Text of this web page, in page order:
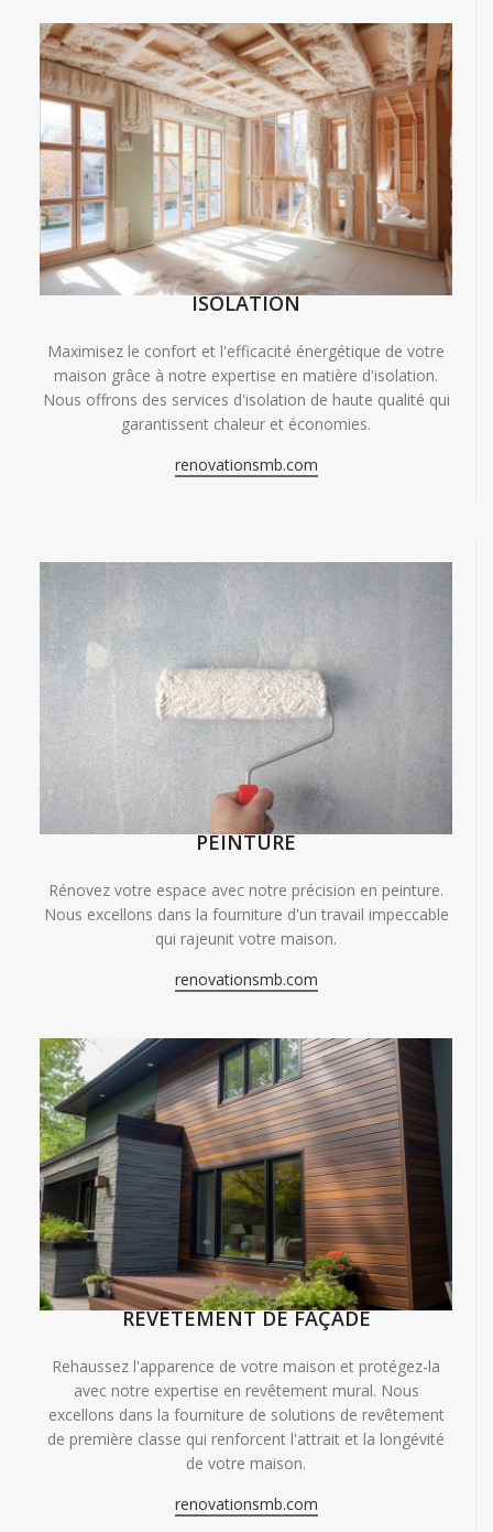
ISOLATION
Maximisez le confort et l'efficacité énergétique de votre
maison grâce à notre expertise en matière d'isolation.
Nous offrons des services d'isolation de haute qualité qui
garantissent chaleur et économies.
renovationsmb.com
PEINTURE
Rénovez votre espace avec notre précision en peinture.
Nous excellons dans la fourniture d'un travail impeccable
qui rajeunit votre maison.
renovationsmb.com
REVÊTEMENT DE FAÇADE
Rehaussez l'apparence de votre maison et protégez-la
avec notre expertise en revêtement mural. Nous
excellons dans la fourniture de solutions de revêtement
de première classe qui renforcent l'attrait et la longévité
de votre maison.
renovationsmb.com